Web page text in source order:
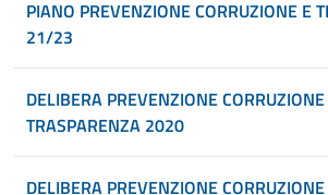
PIANO PREVENZIONE CORRUZIONE E
21/23
DELIBERA PREVENZIONE
TRASPARENZA 2020
DELIBERA PREVENZIONE